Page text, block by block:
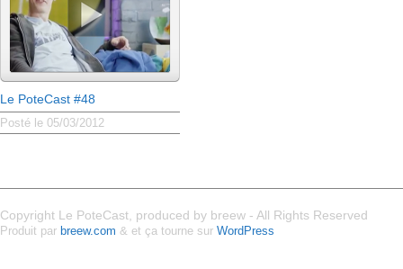
Le PoteCast #48
Posté le 05/03/2012
Copyright Le PoteCast, produced by breew - All Rights Reserved
Produit par breew.com & et ça tourne sur WordPress